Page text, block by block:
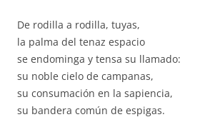
De rodilla a rodilla, tuyas,
la palma del tenaz espacio
se endominga y tensa su llamado:
su noble cielo de campanas,
su consumación en la sapiencia,
su bandera común de espigas.